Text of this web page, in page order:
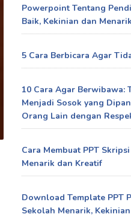
Powerpoint Tentang
Baik, Kekinian dan Menarik
5 Cara Berbicara Agar
10 Cara Agar Berwibawa:
Menjadi Sosok yang
Orang Lain dengan
Cara Membuat PPT Skripsi
Menarik dan Kreatif
Download Template PPT
Sekolah Menarik,